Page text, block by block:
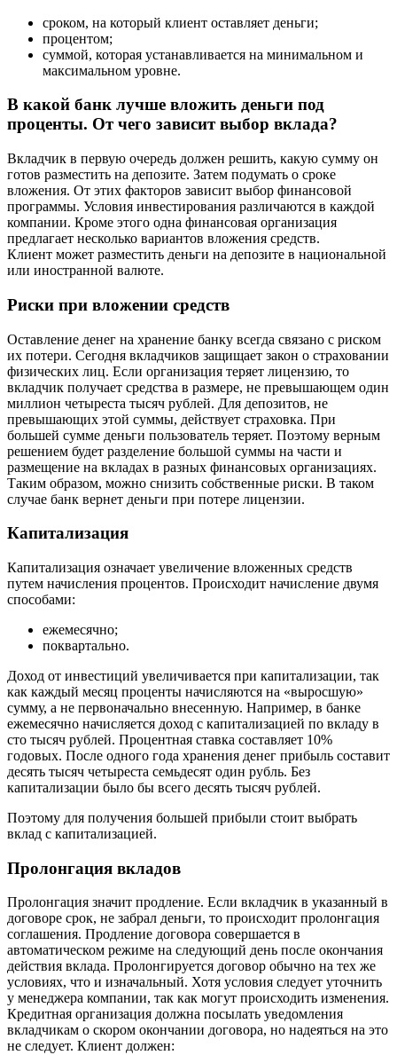
сроком, на который клиент оставляет деньги;
процентом;
суммой, которая устанавливается на минимальном и
максимальном уровне.
В какой банк лучше вложить деньги под
проценты. От чего зависит выбор вклада?
Вкладчик в первую очередь должен решить, какую сумму он
готов разместить на депозите. Затем подумать о сроке
вложения. От этих факторов зависит выбор финансовой
программы. Условия инвестирования различаются в каждой
компании. Кроме этого одна финансовая организация
предлагает несколько вариантов вложения средств.
Клиент может разместить деньги на депозите в национальной
или иностранной валюте.
Риски при вложении средств
Оставление денег на хранение банку всегда связано с риском
их потери. Сегодня вкладчиков защищает закон о страховании
физических лиц. Если организация теряет лицензию, то
вкладчик получает средства в размере, не превышающем один
миллион четыреста тысяч рублей. Для депозитов, не
превышающих этой суммы, действует страховка. При
большей сумме деньги пользователь теряет. Поэтому верным
решением будет разделение большой суммы на части и
размещение на вкладах в разных финансовых организациях.
Таким образом, можно снизить собственные риски. В таком
случае банк вернет деньги при потере лицензии.
Капитализация
Капитализация означает увеличение вложенных средств
путем начисления процентов. Происходит начисление двумя
способами:
ежемесячно;
поквартально.
Доход от инвестиций увеличивается при капитализации, так
как каждый месяц проценты начисляются на «выросшую»
сумму, а не первоначально внесенную. Например, в банке
ежемесячно начисляется доход с капитализацией по вкладу в
сто тысяч рублей. Процентная ставка составляет 10%
годовых. После одного года хранения денег прибыль составит
десять тысяч четыреста семьдесят один рубль. Без
капитализации было бы всего десять тысяч рублей.
Поэтому для получения большей прибыли стоит выбрать
вклад с капитализацией.
Пролонгация вкладов
Пролонгация значит продление. Если вкладчик в указанный в
договоре срок, не забрал деньги, то происходит пролонгация
соглашения. Продление договора совершается в
автоматическом режиме на следующий день после окончания
действия вклада. Пролонгируется договор обычно на тех же
условиях, что и изначальный. Хотя условия следует уточнить
у менеджера компании, так как могут происходить изменения.
Кредитная организация должна посылать уведомления
вкладчикам о скором окончании договора, но надеяться на это
не следует. Клиент должен: